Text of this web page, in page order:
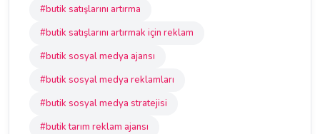
#butik satışlarını artırma
#butik satışlarını artırmak için reklam
#butik sosyal medya ajansı
#butik sosyal medya reklamları
#butik sosyal medya stratejisi
#butik tarım reklam ajansı